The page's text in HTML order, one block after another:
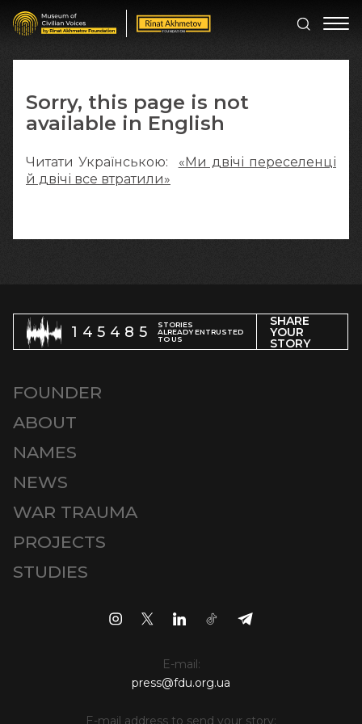
Sorry, this page is not
available in English
Читати Українською: «Ми двічі переселенці
й двічі все втратили»
145485
STORIES
ALREADY ENTRUSTED
TO US
SHARE
YOUR
STORY
FOUNDER
ABOUT
NAMES
NEWS
WAR TRAUMA
PROJECTS
STUDIES
E-mail:
press@fdu.org.ua